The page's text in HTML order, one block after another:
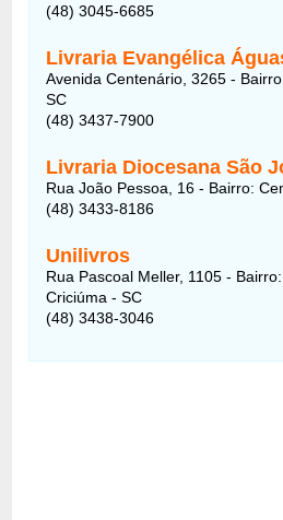
(48) 3045-6685
Livraria Evangélica
Avenida Centenário, 3265 -
SC
(48) 3437-7900
Livraria Diocesana São
Rua João Pessoa, 16 - Bairro:
(48) 3433-8186
Unilivros
Rua Pascoal Meller, 1105 -
Criciúma - SC
(48) 3438-3046